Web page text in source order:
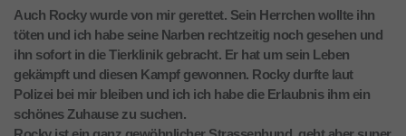
Auch Rocky wurde von mir gerettet. Sein Herrchen wollte ihn
töten und ich habe seine Narben rechtzeitig noch gesehen und
ihn sofort in die Tierklinik gebracht. Er hat um sein Leben
gekämpft und diesen Kampf gewonnen. Rocky durfte laut
Polizei bei mir bleiben und ich ich habe die Erlaubnis ihm ein
schönes Zuhause zu suchen.